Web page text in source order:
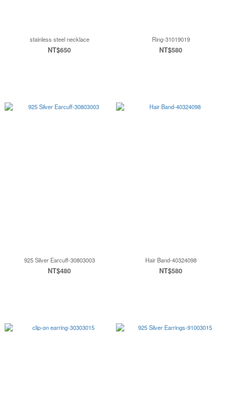
stainless steel necklace
NT$650
Ring-31019019
NT$580
925 Silver Earcuff-30803003
NT$480
Hair Band-40324098
NT$580